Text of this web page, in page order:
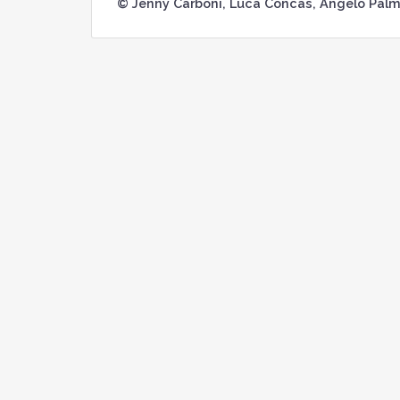
© Jenny Carboni, Luca Concas, Angelo